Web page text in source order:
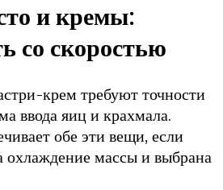
и кремы:
со скоростью
крем требуют точности
ввода яиц и крахмала.
обе эти вещи, если
охлаждение массы и выбрана